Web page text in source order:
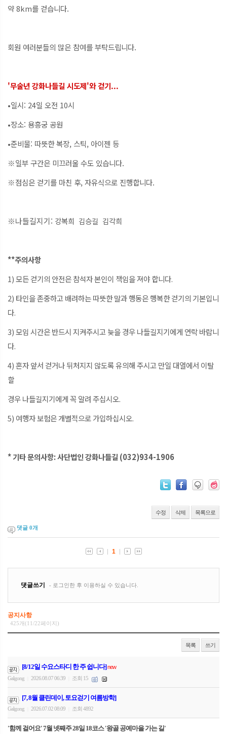
약 8km를 걷습니다.
회원 여러분들의 많은 참여를 부탁드립니다.
'무술년 강화나들길 시도제'와 걷기...
•일시: 24일 오전 10시
•장소: 용흥궁 공원
•준비물: 따뜻한 복장, 스틱, 아이젠 등
※일부 구간은 미끄러울 수도 있습니다.
※점심은 걷기를 마친 후, 자유식으로 진행합니다.
※나들길지기: 강복희 김승길 김각희
**주의사항
1) 모든 걷기의 안전은 참석자 본인이 책임을 져야 합니다.
2) 타인을 존중하고 배려하는 따뜻한 말과 행동은 행복한 걷기의 기본입니
다.
3) 모임 시간은 반드시 지켜주시고 늦을 경우 나들길지기에게 연락 바랍니
다.
4) 혼자 앞서 걷거나 뒤처지지 않도록 유의해 주시고 만일 대열에서 이탈
할
경우 나들길지기에게 꼭 알려 주십시오.
5) 여행자 보험은 개별적으로 가입하십시오.
* 기타 문의사항: 사단법인 강화나들길 (032)934-1906
수정 삭제 목록으로
댓글 0개
공지사항
425개(11/22페이지)
목록 쓰기
[8/12일 수요스타디 한 주 쉽니다]new
Galgong
2026.08.07 06:39 조회 15
[7, 8월 클린데이, 토요걷기 여름방학]
Galgong 2026.07.02 08:09 조회 4892
'함께 걸어요' 7월 넷째주 28일 18코스 '왕골 공예마을 가는 길'